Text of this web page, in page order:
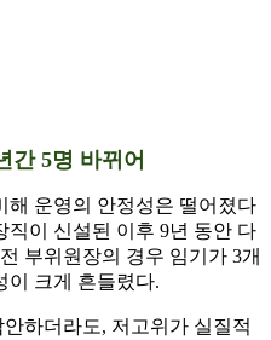
간 5명 바뀌어
해 운영의 안정성은 떨어졌다
직이 신설된 이후 9년 동안 다
부위원장의 경우 임기가 3개
이 크게 흔들렸다.
하더라도, 저고위가 실질적